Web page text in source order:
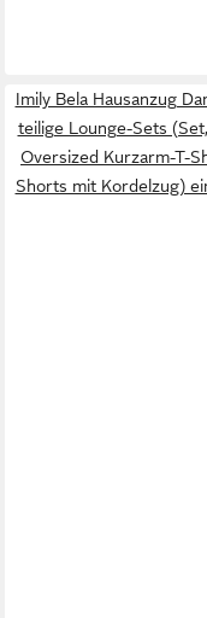
Imily Bela Hausanzug
teilige Lounge-Sets
Oversized Kurzarm-T-
Shorts mit Kordelzug)